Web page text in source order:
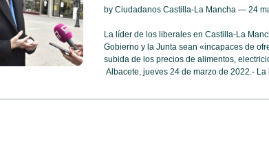
by Ciudadanos Castilla-La Mancha — 24
La líder de los liberales en Castilla-La
Gobierno y la Junta sean «incapaces de
subida de los precios de alimentos,
Albacete, jueves 24 de marzo de 2022.-